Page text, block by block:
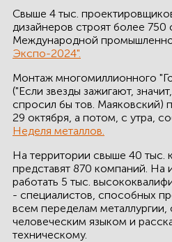
СКЛАДЫ
ПРОЕКТЫ
КАЧЕСТВО
МОНТАЖ
НОВОСТИ
КОНТАКТЫ
Свыше 4 тыс.
дизайнеров строят более 750
Международной
Экспо-2024".
Монтаж многомиллионного
("Если звезды зажигают,
спросил бы тов. Маяковский)
29 октября, а потом, с утра,
Неделя металлов.
На территории свыше 40 тыс.
представят 870 компаний. На
работать 5 тыс.
- специалистов, способных
всем переделам
человеческим языком и
техническому.